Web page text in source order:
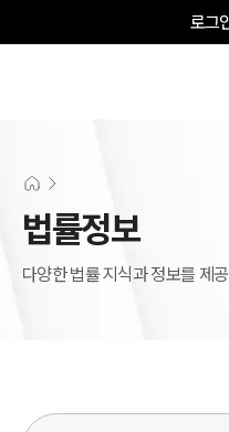
로그
법률정보
다양한 법률 지식과 정보를 제